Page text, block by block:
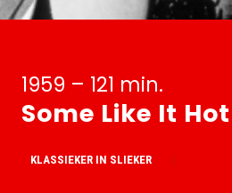
1959 – 121 min.
Some Like It
KLASSIEKER IN SLIEKER